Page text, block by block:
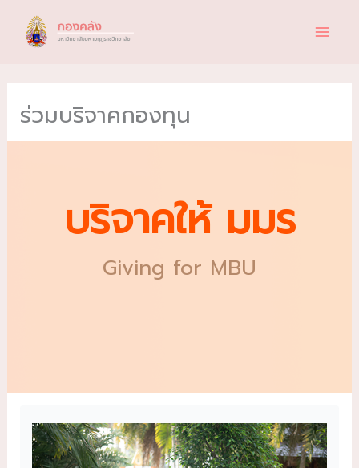
content
ร่วมบริจาคกองทุน
บริจาคให้ มมร
Giving for MBU